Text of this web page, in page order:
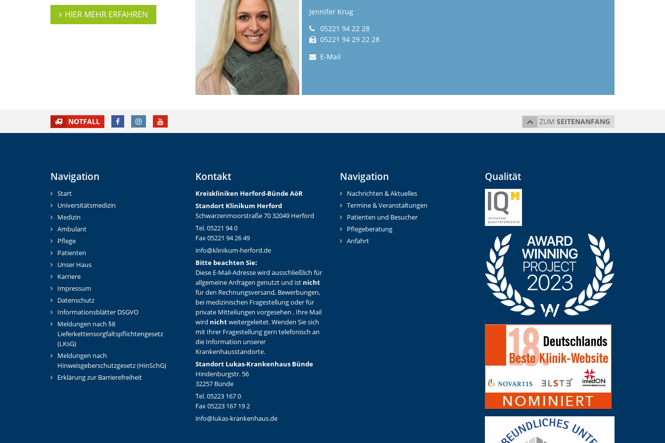
Jennifer Krug
05221 94 22 28
05221 94 29 22 28
E-Mail
HIER MEHR ERFAHREN
NOTFALL FACEBOOKINSTAGRAMYOUTUBE ZUM SEITENANFANG
Navigation
Start
Universitätsmedizin
Medizin
Ambulant
Pflege
Patienten
Unser Haus
Karriere
Impressum
Datenschutz
Informationsblätter DSGVO
Meldungen nach §8
Lieferkettensorgfaltspflichtengesetz
(LKsG)
Meldungen nach
Hinweisgeberschutzgesetz (HinSchG)
Erklärung zur Barrierefreiheit
Kontakt
Kreiskliniken Herford-Bünde AöR
Standort Klinikum Herford
Schwarzenmoorstraße 70 32049 Herford
Tel. 05221 94 0
Fax 05221 94 26 49
info@klinikum-herford.de
Bitte beachten Sie:
Diese E-Mail-Adresse wird ausschließlich für
allgemeine Anfragen genutzt und ist nicht
für den Rechnungsversand, Bewerbungen,
bei medizinischen Fragestellung oder für
private Mitteilungen vorgesehen . Ihre Mail
wird nichtweitergeleitet. Wenden Sie sich
mit Ihrer Fragestellung gern telefonisch an
die Information unserer
Krankenhausstandorte.
Standort Lukas-Krankenhaus Bünde
Hindenburgstr. 56
32257 Bünde
Tel. 05223 167 0
Fax 05223 167 19 2
info@lukas-krankenhaus.de
Navigation
Nachrichten & Aktuelles
Termine & Veranstaltungen
Patienten und Besucher
Pflegeberatung
Anfahrt
Qualität